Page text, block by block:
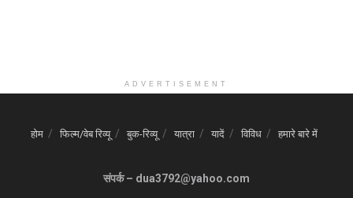
ADVERTISEMENT
होम फिल्म/वेब रिव्यू बुक-रिव्यू यात्रा यादें विविध हमारे बारे में
संपर्क – dua3792@yahoo.com